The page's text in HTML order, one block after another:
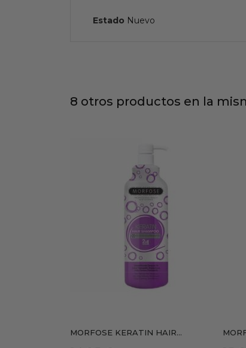
Estado Nuevo
8 otros productos en la
MORFOSE KERATIN HAIR...